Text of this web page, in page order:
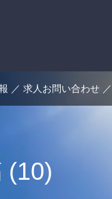
求人お問い合わせ
(10)